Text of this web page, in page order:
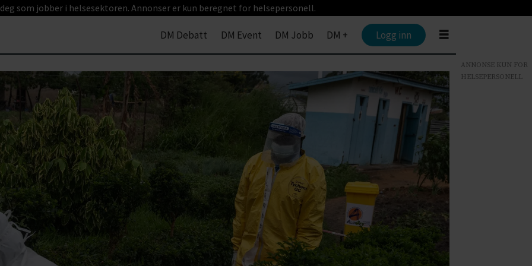
som jobber i helsesektoren. Annonser er kun beregnet for helsepersonell.
DM Debatt DM Event DM Jobb DM + Logg inn
ANNONSE KUN FOR
HELSEPERSONELL